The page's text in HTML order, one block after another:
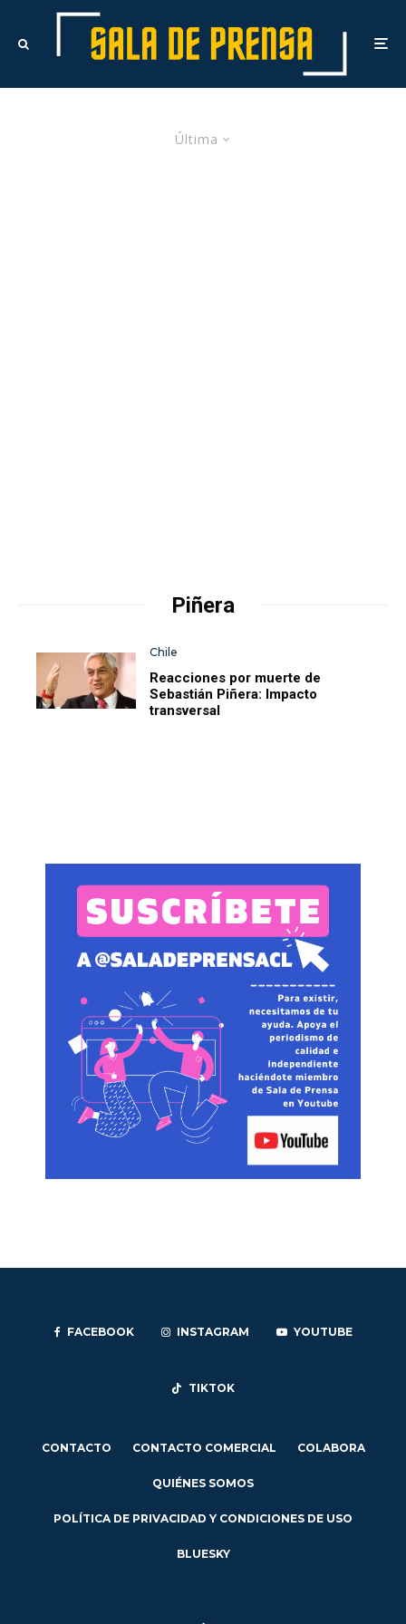
Última
Piñera
Chile
Reacciones por muerte de
Sebastián Piñera: Impacto
transversal
FACEBOOK INSTAGRAM YOUTUBE
TIKTOK
CONTACTO CONTACTO COMERCIAL COLABORA
QUIÉNES SOMOS
POLÍTICA DE PRIVACIDAD Y CONDICIONES DE USO
BLUESKY